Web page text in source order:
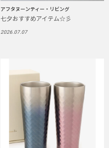
アフタヌーンティー・リビング
七夕おすすめアイテム☆彡
2026.07.07